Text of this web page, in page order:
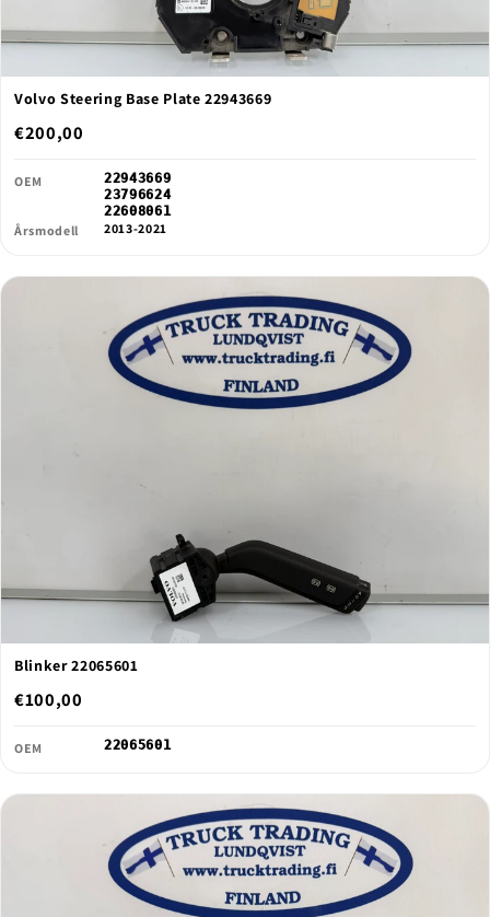
Volvo Steering Base Plate 22943669
€200,00
OEM
22943669
23796624
22608061
Årsmodell 2013-2021
Blinker 22065601
€100,00
OEM 22065601